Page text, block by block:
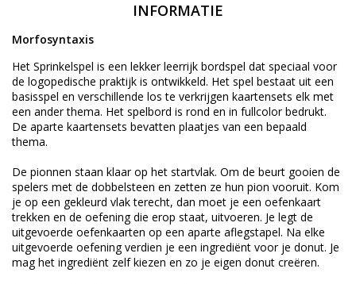
INFORMATIE
Morfosyntaxis
Het Sprinkelspel is een lekker leerrijk bordspel dat speciaal voor
de logopedische praktijk is ontwikkeld. Het spel bestaat uit een
basisspel en verschillende los te verkrijgen kaartensets elk met
een ander thema. Het spelbord is rond en in fullcolor bedrukt.
De aparte kaartensets bevatten plaatjes van een bepaald
thema.
De pionnen staan klaar op het startvlak. Om de beurt gooien de
spelers met de dobbelsteen en zetten ze hun pion vooruit. Kom
je op een gekleurd vlak terecht, dan moet je een oefenkaart
trekken en de oefening die erop staat, uitvoeren. Je legt de
uitgevoerde oefenkaarten op een aparte aflegstapel. Na elke
uitgevoerde oefening verdien je een ingrediënt voor je donut. Je
mag het ingrediënt zelf kiezen en zo je eigen donut creëren.